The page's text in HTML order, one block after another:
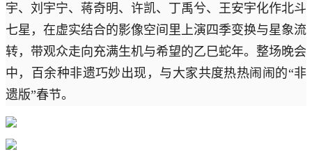
宇、刘宇宁、蒋奇明、许凯、丁禹兮、王安宇化作北斗
七星，在虚实结合的影像空间里上演四季变换与星象流
转，带观众走向充满生机与希望的乙巳蛇年。整场晚会
中，百余种非遗巧妙出现，与大家共度热热闹闹的“非
遗版”春节。